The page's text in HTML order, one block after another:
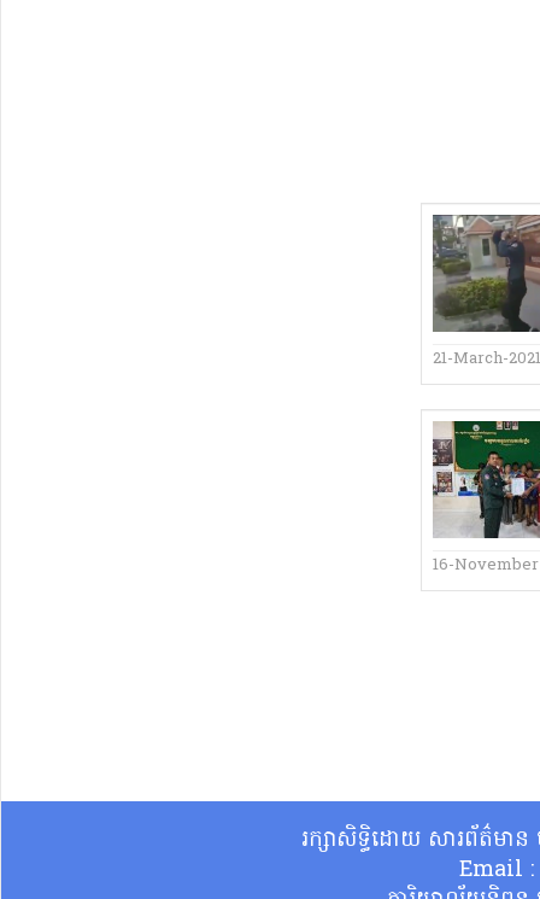
21-March-
16-
រក្សាសិទ្ធិដោយ សារព័ត៌មា
Email